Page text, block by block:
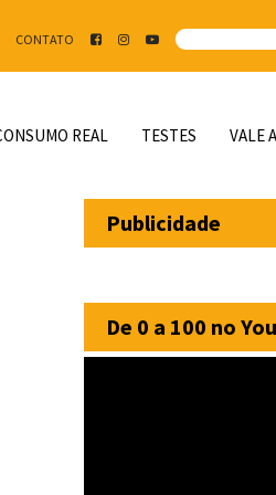
CONTATO
REAL TESTES VALE
Publicidade
De 0 a 100 no